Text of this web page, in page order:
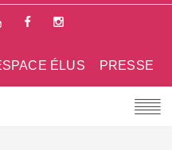
PRESSE
ÉLUS